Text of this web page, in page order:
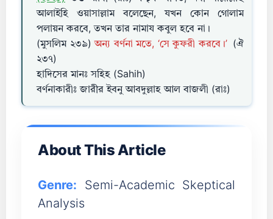
আলাইহি ওয়াসাল্লাম বলেছেন, যখন কোন গোলাম
পলায়ন করবে, তখন তার নামায কবুল হবে না।
(মুসলিম ২৩৯)অন্য বর্ণনা মতে, ‘সে কুফরী করবে।’
(ঐ
২৩৭)
হাদিসের মানঃ সহিহ (Sahih)
বর্ণনাকারীঃ জারীর ইবনু আবদুল্লাহ আল বাজলী (রাঃ)
About This Article
Genre: Semi-Academic Skeptical
Analysis